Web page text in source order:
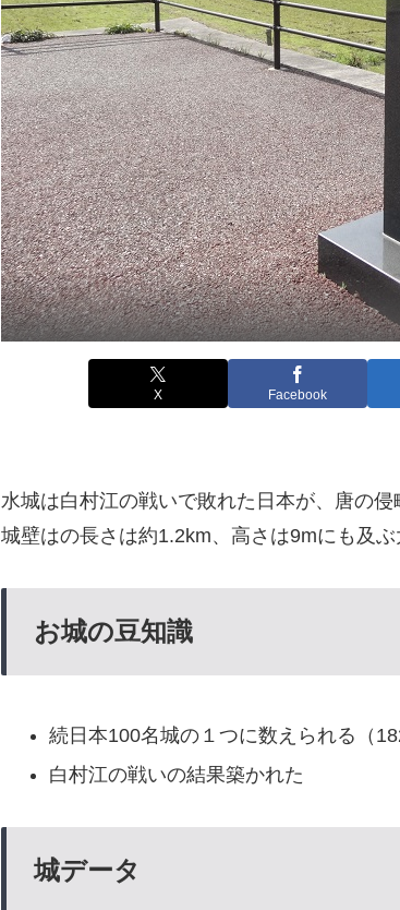
X Facebook
水城は白村江の戦いで敗れた日本が、唐の侵
城壁はの長さは約1.2km、高さは9mにも及ぶ
お城の豆知識
続日本100名城の１つに数えられる（
白村江の戦いの結果築かれた
城データ